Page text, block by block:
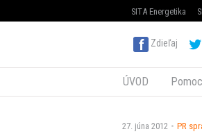
SITA Energetika
Zdieľaj
ÚVOD
27. júna 2012 PR